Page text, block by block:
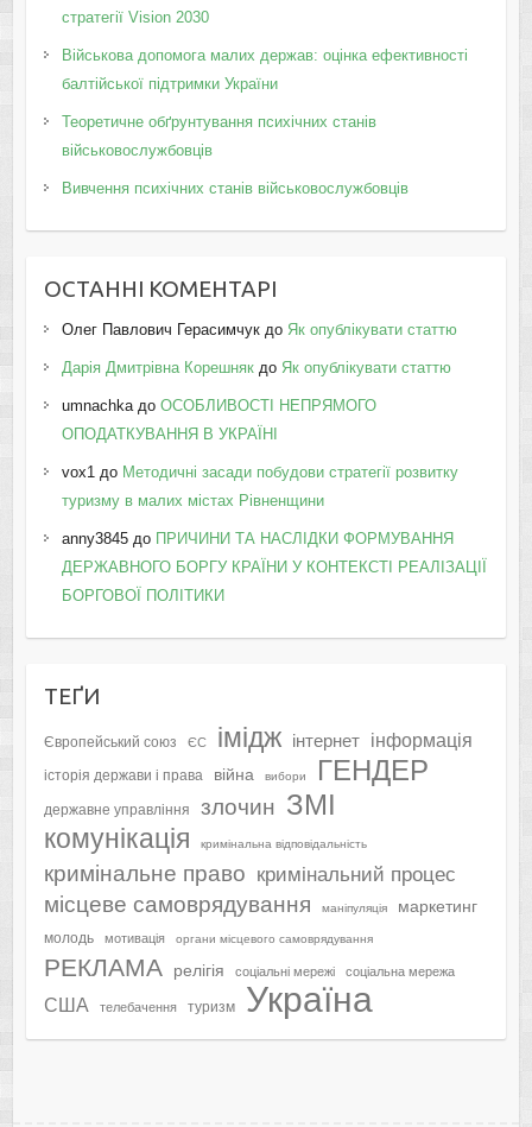
стратегії Vision 2030
Військова допомога малих держав: оцінка ефективності
балтійської підтримки України
Теоретичне обґрунтування психічних станів
військовослужбовців
Вивчення психічних станів військовослужбовців
ОСТАННІ КОМЕНТАРІ
Олег Павлович Герасимчукдо Як опублікувати статтю
Дарія Дмитрівна Корешнякдо Як опублікувати статтю
umnachkaдо ОСОБЛИВОСТІ НЕПРЯМОГО
ОПОДАТКУВАННЯ В УКРАЇНІ
vox1до Методичні засади побудови стратегії розвитку
туризму в малих містах Рівненщини
anny3845до ПРИЧИНИ ТА НАСЛІДКИ ФОРМУВАННЯ
ДЕРЖАВНОГО БОРГУ КРАЇНИ У КОНТЕКСТІ РЕАЛІЗАЦІЇ
БОРГОВОЇ ПОЛІТИКИ
ТЕҐИ
Європейський союз ЄС імідж інтернет інформація
історія держави і права війна вибори ГЕНДЕР
державне управління злочин ЗМІ
комунікація кримінальна відповідальність
кримінальне право кримінальний процес
місцеве самоврядування маніпуляція маркетинг
молодь мотивація органи місцевого самоврядування
РЕКЛАМА релігія соціальні мережі соціальна мережа
США телебачення туризм Україна